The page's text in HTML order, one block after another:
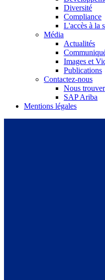
Diversité
Compliance
L'accès à la
Média
Actualités
Images et
Publications
Contactez-nous
Nous trouver
SAP Ariba
Mentions légales